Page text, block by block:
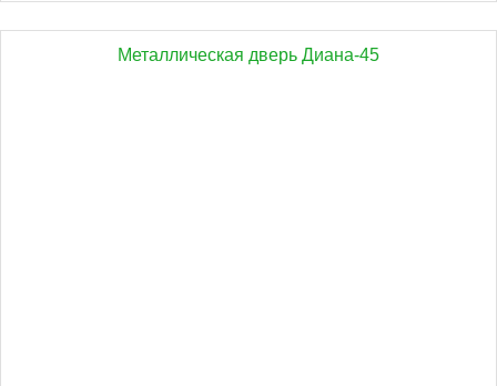
Металлическая дверь Диана-45